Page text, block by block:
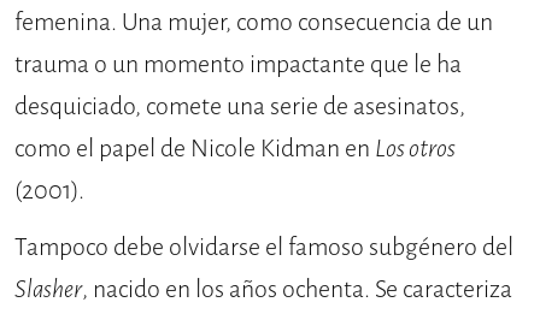
femenina. Una mujer, como consecuencia de un
trauma o un momento impactante que le ha
desquiciado, comete una serie de asesinatos,
como el papel de Nicole Kidman en Los otros
(2001).
Tampoco debe olvidarse el famoso subgénero del
Slasher, nacido en los años ochenta. Se caracteriza